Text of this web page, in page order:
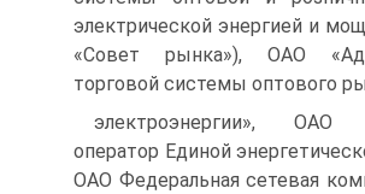
электрической энергией и
«Совет рынка»), ОАО
торговой системы оптового
электроэнергии», ОАО
оператор Единой
ОАО Федеральная сетевая